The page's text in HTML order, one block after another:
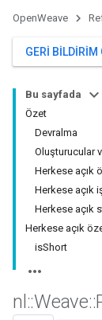
OpenWeave
GERI BILDIRIM
Bu sayfada
Özet
Devralma
Oluşturucular
Herkese açık
Herkese açık
Herkese açık
Herkese açık
isShort
nl ::Weave::